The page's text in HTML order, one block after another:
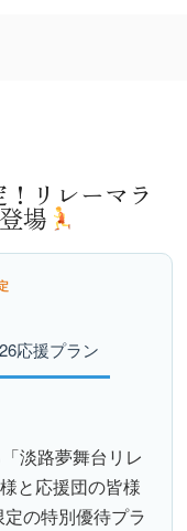
リレーマラ
場
応援プラン
「淡路夢舞台リレ
と応援団の皆様
の特別優待プラ